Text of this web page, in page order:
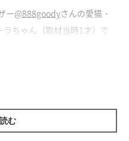
ー@888goodyさんの愛猫・
ちゃん（取材当時1才）で
入れて！」と目で訴えてきた
、2匹があまりにもかわいか
む